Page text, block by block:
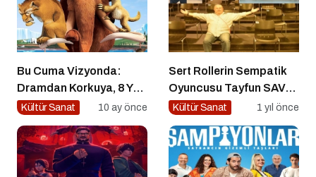
Bu Cuma Vizyonda:
Dramdan Korkuya, 8 Yeni
Film Sinemaseverlerle
Kültür Sanat 10 ay önce
Sert Rollerin Sempatik
Oyuncusu Tayfun SAV
ile Söyleşi
Kültür Sanat 1 yıl önce